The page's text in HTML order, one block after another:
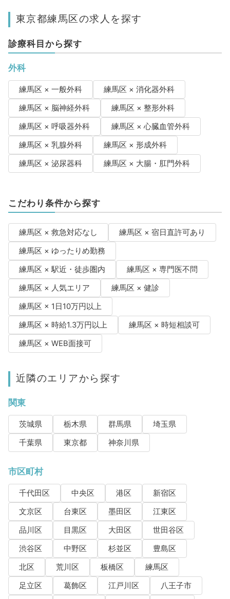
東京都練馬区の求人を探す
診療科目から探す
外科
練馬区 × 一般外科
練馬区 × 消化器外科
練馬区 × 脳神経外科
練馬区 × 整形外科
練馬区 × 呼吸器外科
練馬区 × 心臓血管外科
練馬区 × 乳腺外科
練馬区 × 形成外科
練馬区 × 泌尿器科
練馬区 × 大腸・肛門外科
こだわり条件から探す
練馬区 × 救急対応なし
練馬区 × 宿日直許可あり
練馬区 × ゆったりめ勤務
練馬区 × 駅近・徒歩圏内
練馬区 × 専門医不問
練馬区 × 人気エリア
練馬区 × 健診
練馬区 × 1日10万円以上
練馬区 × 時給1.3万円以上
練馬区 × 時短相談可
練馬区 × WEB面接可
近隣のエリアから探す
関東
茨城県 栃木県 群馬県
埼玉県
千葉県
東京都 神奈川県
市区町村
千代田区 中央区 港区
新宿区
文京区
台東区 墨田区
江東区
品川区
目黒区 大田区
世田谷区
渋谷区
中野区 杉並区
豊島区
北区
荒川区 板橋区
練馬区
足立区
葛飾区 江戸川区
八王子市